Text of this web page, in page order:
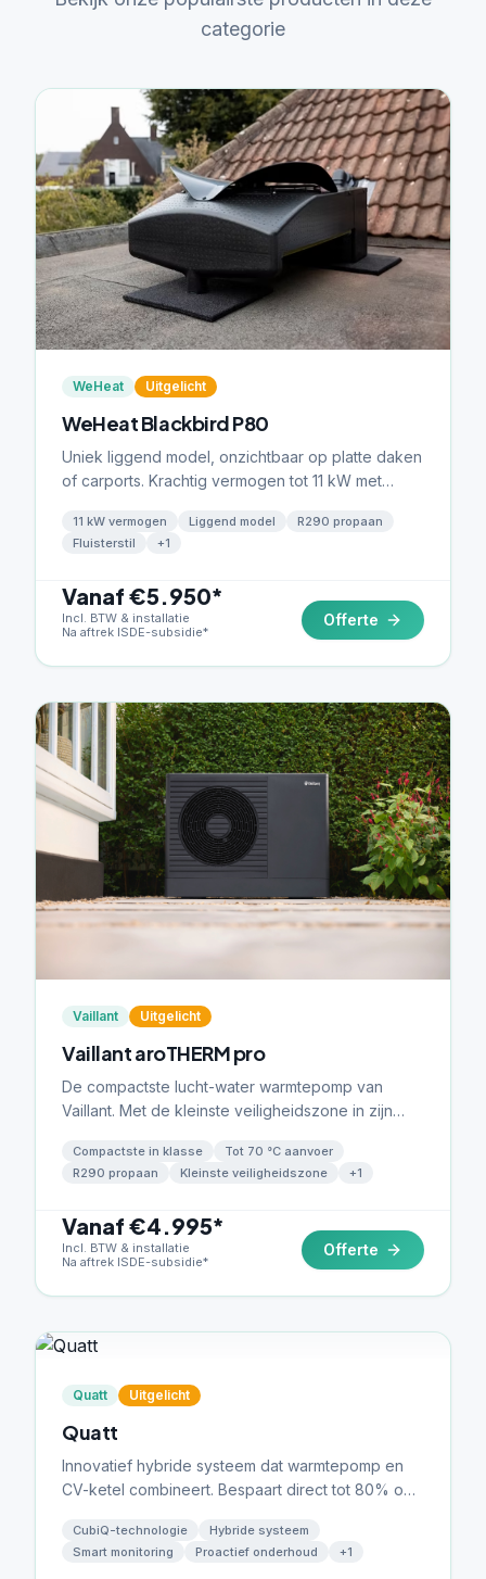
categorie
WeHeat Uitgelicht
WeHeat Blackbird P80
Uniek liggend model, onzichtbaar op platte daken
of carports. Krachtig vermogen tot 11 kW met
11 kW vermogen Liggend model
R290 propaan
Fluisterstil
+1
Vanaf €5.950*
Incl. BTW & installatie
Na aftrek ISDE-subsidie*
Offerte
Vaillant Uitgelicht
Vaillant aroTHERM pro
De compactste lucht-water warmtepomp van
Vaillant. Met de kleinste veiligheidszone in zijn
ideaal voor krappe tuinen en smalle zijgevels.
R290 propaan, tot 70 °C aanvoer.
Compactste in klasse
Tot 70 °C aanvoer
R290 propaan
Kleinste veiligheidszone +1
Vanaf €4.995*
Incl. BTW & installatie
Na aftrek ISDE-subsidie*
Offerte
Quatt Uitgelicht
Quatt
Innovatief hybride systeem dat warmtepomp en
CV-ketel combineert. Bespaart direct tot 80% op
CubiQ-technologie
Hybride systeem
Smart monitoring
Proactief onderhoud +1